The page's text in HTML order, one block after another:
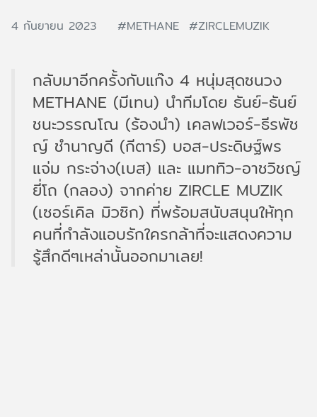
4 กันยายน 2023 #METHANE #ZIRCLEMUZIK
กลับมาอีกครั้งกับแก๊ง 4 หนุ่มสุดซนวง
METHANE (มีเทน) นำทีมโดย ธันย์-ธันย์
ชนะวรรณโณ (ร้องนำ) เคลฟเวอร์-ธีรพัช
ญ์ ชำนาญดี (กีตาร์) บอส-ประดิษฐ์พร
แจ่ม กระจ่าง(เบส) และ แมททิว-อาชวิชญ์
ยี่โถ (กลอง) จากค่าย ZIRCLE MUZIK
(เซอร์เคิล มิวซิก) ที่พร้อมสนับสนุนให้ทุก
คนที่กำลังแอบรักใครกล้าที่จะแสดงความ
รู้สึกดีๆเหล่านั้นออกมาเลย!